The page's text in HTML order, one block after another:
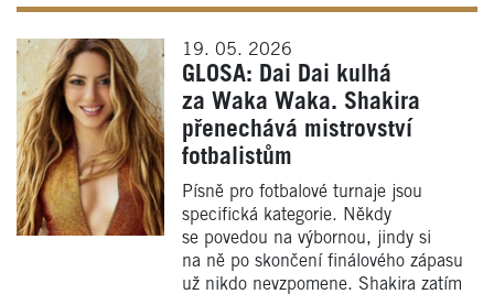
19. 05. 2026
GLOSA: Dai Dai kulhá
za Waka Waka. Shakira
přenechává mistrovství
fotbalistům
Písně pro fotbalové turnaje jsou
specifická kategorie. Někdy
se povedou na výbornou, jindy si
na ně po skončení finálového zápasu
už nikdo nevzpomene. Shakira zatím